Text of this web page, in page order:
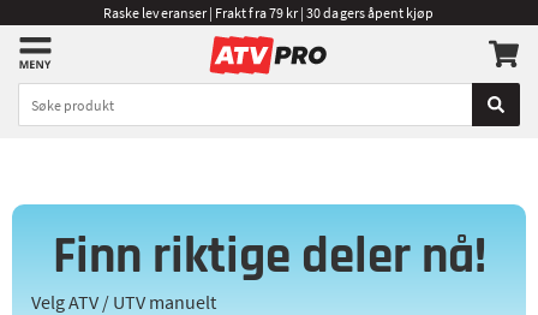
Raske leveranser | Frakt fra 79 kr | 30 dagers åpent kjøp
Finn riktige deler nå!
Velg ATV / UTV manuelt